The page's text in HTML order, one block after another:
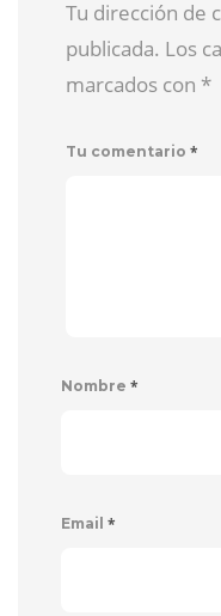
Tu dirección de
publicada. Los
marcados con *
Tu comentario *
Nombre *
Email *